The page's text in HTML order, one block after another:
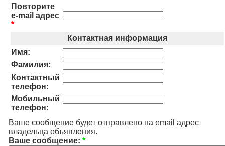
Повторите
e-mail адрес
*
Контактная информация
Имя:
Фамилия:
Контактный
телефон:
Мобильный
телефон:
Ваше сообщение будет отправлено на email адрес
владельца объявления.
Ваше сообщение: *